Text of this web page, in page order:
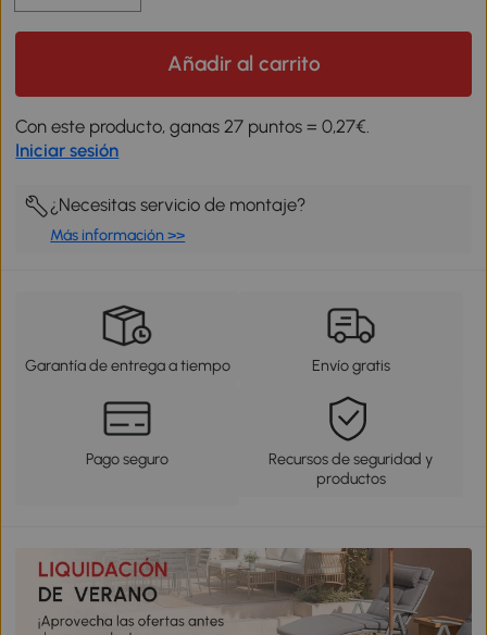
Añadir al carrito
Con este producto, ganas 27 puntos = 0,27€.
Iniciar sesión
¿Necesitas servicio de montaje?
Más información >>
Garantía de entrega a tiempo Envío gratis
Pago seguro
Recursos de seguridad y
productos